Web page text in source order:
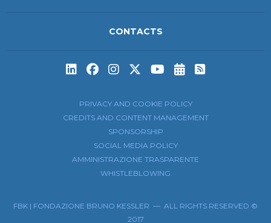
CONTACTS
Subscribe to
Subscribe
PRIVACY AND COOKIE POLICY
CREDITS AND CONTENT MANAGEMENT
SPONSORSHIP
SOCIAL MEDIA POLICY
AMMINISTRAZIONE TRASPARENTE
WHISTLEBLOWING
FBK | FONDAZIONE BRUNO KESSLER — ALL RIGHTS RESERVED ©
2017